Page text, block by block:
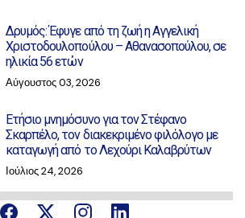
Δρυμός: Έφυγε από τη ζωή η Αγγελική
Χριστοδουλοπούλου – Αθανασοπούλου, σε
ηλικία 56 ετών
Αύγουστος 03, 2026
Ετήσιο μνημόσυνο για τον Στέφανο
Σκαρπέλο, τον διακεκριμένο φιλόλογο με
καταγωγή από το Λεχούρι Καλαβρύτων
Ιούλιος 24, 2026